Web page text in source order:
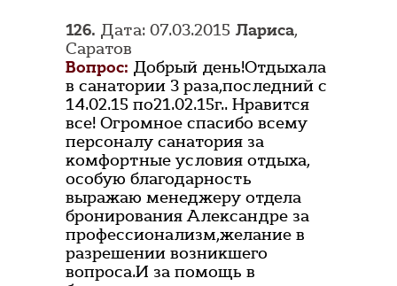
126. Дата: 07.03.2015 Лариса,
Саратов
Вопрос: Добрый день!Отдыхала
в санатории 3 раза,последний с
14.02.15 по21.02.15г.. Нравится
все! Огромное спасибо всему
персоналу санатория за
комфортные условия отдыха,
особую благодарность
выражаю менеджеру отдела
бронирования Александре за
профессионализм,желание в
разрешении возникшего
вопроса.И за помощь в